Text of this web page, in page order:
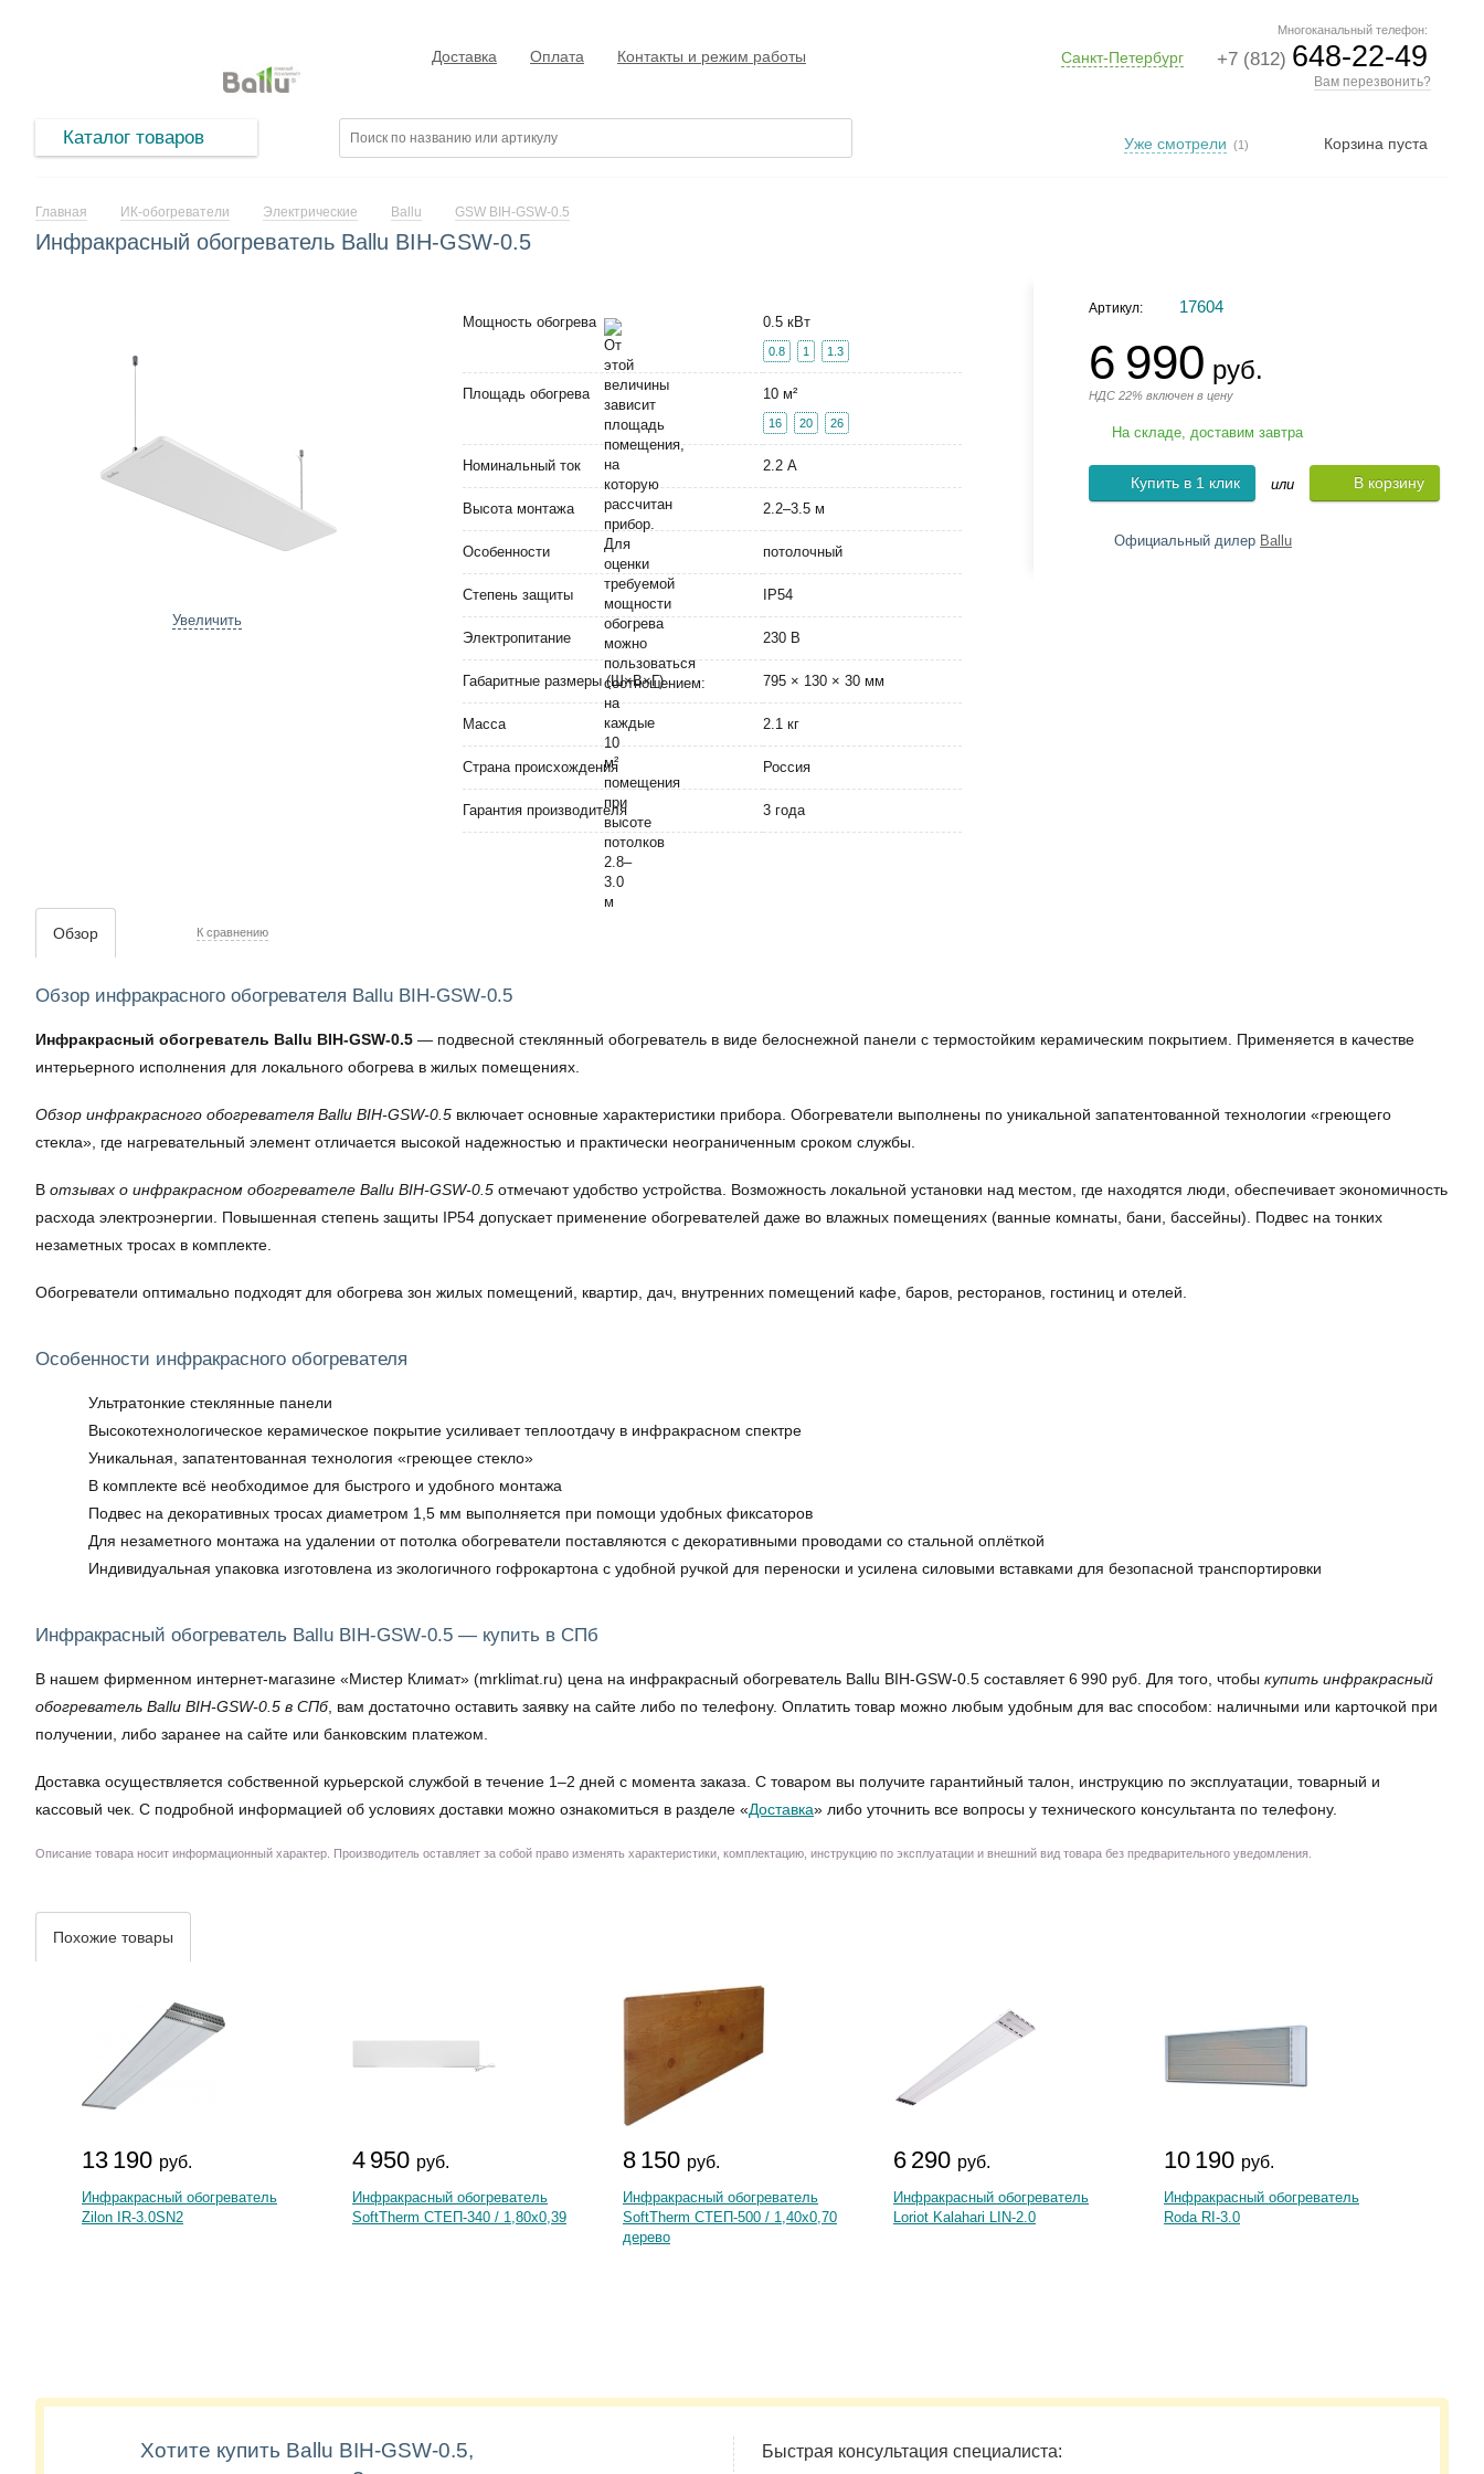
Многоканальный телефон:
+7 (812) 648-22-49
Вам перезвонить?
Санкт-Петербург
Доставка Оплата Контакты и режим работы
Каталог товаров Корзина пуста
Уже смотрели (1)
Главная ИК-обогреватели Электрические Ballu GSW BIH-GSW-0.5
Инфракрасный обогреватель Ballu BIH-GSW-0.5
Увеличить
Мощность обогрева 0.5 кВт
0.8 1 1.3
Площадь обогрева 10 м²
16 20 26
Номинальный ток 2.2 А
Высота монтажа 2.2–3.5 м
Особенности потолочный
Степень защиты IP54
Электропитание 230 В
Габаритные размеры (Ш×В×Г) 795 × 130 × 30 мм
Масса 2.1 кг
Страна происхождения Россия
Гарантия производителя 3 года
Артикул: 17604
6 990 руб.
НДС 22% включен в цену
На складе, доставим завтра
Купить в 1 клик или В корзину
Официальный дилер Ballu
Обзор К сравнению
Обзор инфракрасного обогревателя Ballu BIH-GSW-0.5
Инфракрасный обогреватель Ballu BIH-GSW-0.5 — подвесной стеклянный обогреватель в виде белоснежной панели с термостойким керамическим покрытием. Применяется в качестве
интерьерного исполнения для локального обогрева в жилых помещениях.
Обзор инфракрасного обогревателя Ballu BIH-GSW-0.5 включает основные характеристики прибора. Обогреватели выполнены по уникальной запатентованной технологии «греющего
стекла», где нагревательный элемент отличается высокой надежностью и практически неограниченным сроком службы.
В отзывах о инфракрасном обогревателе Ballu BIH-GSW-0.5 отмечают удобство устройства. Возможность локальной установки над местом, где находятся люди, обеспечивает экономичность
расхода электроэнергии. Повышенная степень защиты IP54 допускает применение обогревателей даже во влажных помещениях (ванные комнаты, бани, бассейны). Подвес на тонких
незаметных тросах в комплекте.
Обогреватели оптимально подходят для обогрева зон жилых помещений, квартир, дач, внутренних помещений кафе, баров, ресторанов, гостиниц и отелей.
Особенности инфракрасного обогревателя
Ультратонкие стеклянные панели
Высокотехнологическое керамическое покрытие усиливает теплоотдачу в инфракрасном спектре
Уникальная, запатентованная технология «греющее стекло»
В комплекте всё необходимое для быстрого и удобного монтажа
Подвес на декоративных тросах диаметром 1,5 мм выполняется при помощи удобных фиксаторов
Для незаметного монтажа на удалении от потолка обогреватели поставляются с декоративными проводами со стальной оплёткой
Индивидуальная упаковка изготовлена из экологичного гофрокартона с удобной ручкой для переноски и усилена силовыми вставками для безопасной транспортировки
Инфракрасный обогреватель Ballu BIH-GSW-0.5 — купить в СПб
В нашем фирменном интернет-магазине «Мистер Климат» (mrklimat.ru) цена на инфракрасный обогреватель Ballu BIH-GSW-0.5 составляет 6 990 руб. Для того, чтобы купить инфракрасный
обогреватель Ballu BIH-GSW-0.5 в СПб, вам достаточно оставить заявку на сайте либо по телефону. Оплатить товар можно любым удобным для вас способом: наличными или карточкой при
получении, либо заранее на сайте или банковским платежом.
Доставка осуществляется собственной курьерской службой в течение 1–2 дней с момента заказа. С товаром вы получите гарантийный талон, инструкцию по эксплуатации, товарный и
кассовый чек. С подробной информацией об условиях доставки можно ознакомиться в разделе «Доставка» либо уточнить все вопросы у технического консультанта по телефону.
Описание товара носит информационный характер. Производитель оставляет за собой право изменять характеристики, комплектацию, инструкцию по эксплуатации и внешний вид товара без предварительного уведомления.
Похожие товары
13 190 руб.
Инфракрасный обогреватель
Zilon IR-3.0SN2
4 950 руб.
Инфракрасный обогреватель
SoftTherm СТЕП-340 / 1,80х0,39
8 150 руб.
Инфракрасный обогреватель
SoftTherm СТЕП-500 / 1,40х0,70
дерево
6 290 руб.
Инфракрасный обогреватель
Loriot Kalahari LIN-2.0
10 190 руб.
Инфракрасный обогреватель
Roda RI-3.0
Хотите купить Ballu BIH-GSW-0.5,
Быстрая консультация специалиста: